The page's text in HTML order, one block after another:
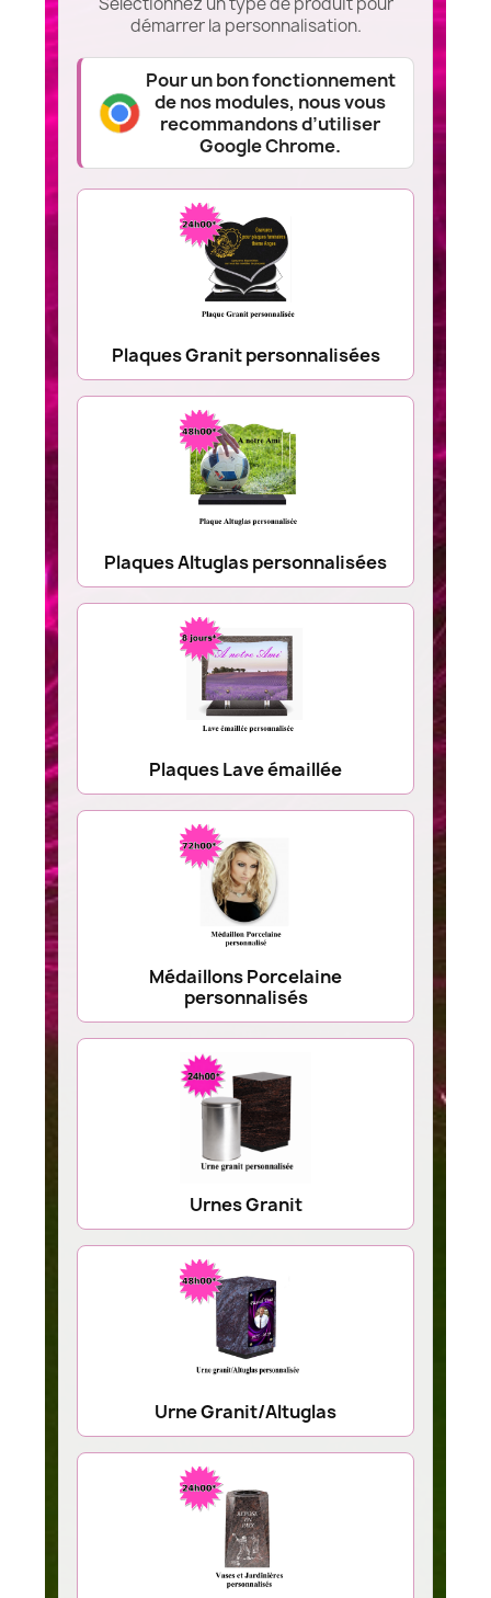
démarrer la personnalisation.
Pour un bon fonctionnement
de nos modules, nous vous
recommandons d’utiliser
Google Chrome.
Plaques Granit personnalisées
Plaques Altuglas personnalisées
Plaques Lave émaillée
Médaillons Porcelaine
personnalisés
Urnes Granit
Urne Granit/Altuglas